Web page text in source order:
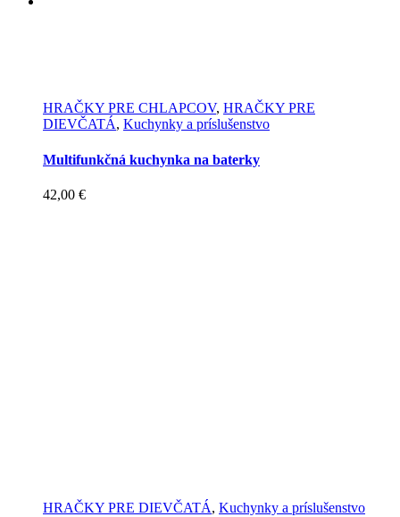
HRAČKY PRE CHLAPCOV, HRAČKY PRE
DIEVČATÁ, Kuchynky a príslušenstvo
Multifunkčná kuchynka na baterky
42,00 €
HRAČKY PRE DIEVČATÁ, Kuchynky a príslušenstvo